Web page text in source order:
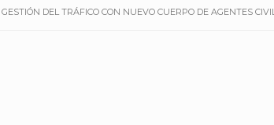
DEL TRÁFICO CON NUEVO CUERPO DE AGENTES